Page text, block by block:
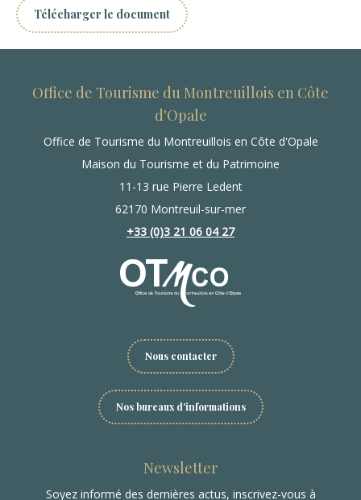
Télécharger le document
Office de Tourisme du Montreuillois en Côte
d'Opale
Office de Tourisme du Montreuillois en Côte d'Opale
Maison du Tourisme et du Patrimoine
11-13 rue Pierre Ledent
62170 Montreuil-sur-mer
+33 (0)3 21 06 04 27
Nous contacter
Nos bureaux d'informations
Newsletter
Soyez informé des dernières actus, inscrivez-vous à